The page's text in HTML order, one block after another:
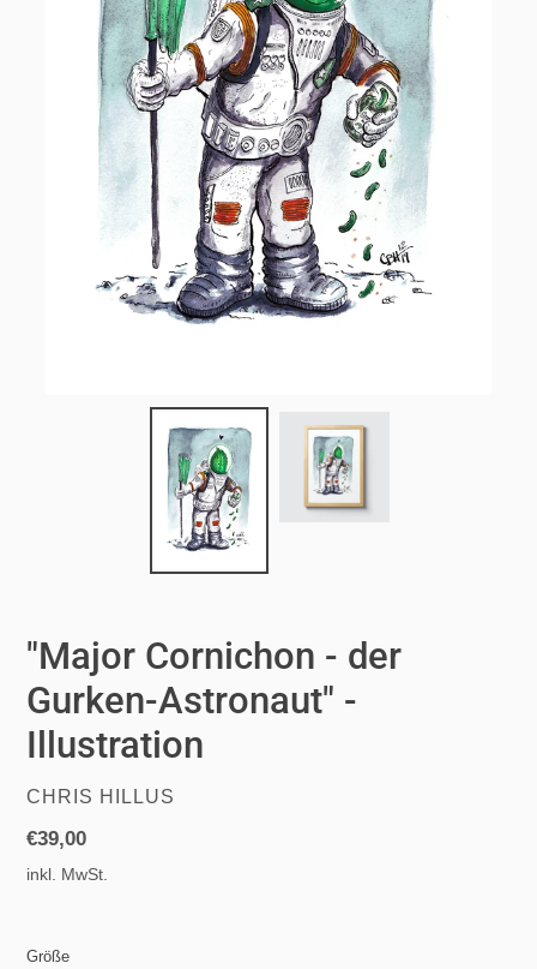
"Major Cornichon - der
Gurken-Astronaut" -
Illustration
VERKÄUFER
CHRIS HILLUS
Normaler
Preis
€39,00
inkl. MwSt.
Größe